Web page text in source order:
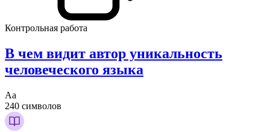
Контрольная работа
В чем видит автор уникальность
человеческого языка
Аа
240 символов